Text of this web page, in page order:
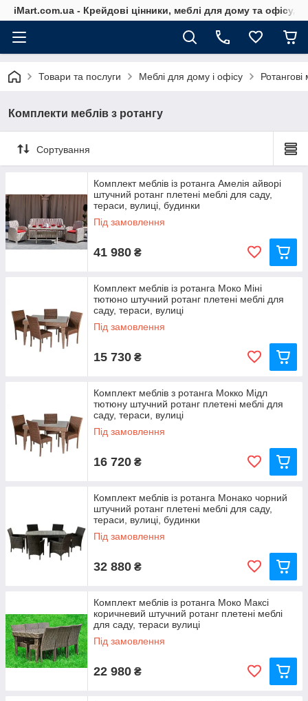
iMart.com.ua - Крейдові цінники, меблі для дому та офісу,
Товари та послуги Меблі для дому і офісу Ротангові
Комплекти меблів з ротангу
Сортування
Комплект меблів із ротанга Амелія айворі
штучний ротанг плетені меблі для саду,
тераси, вулиці, будинки
Під замовлення
41 980 ₴
Комплект меблів із ротанга Моко Міні
тютюно штучний ротанг плетені меблі для
саду, тераси, вулиці
Під замовлення
15 730 ₴
Комплект меблів з ротанга Мокко Мідл
тютюну штучний ротанг плетені меблі для
саду, тераси, вулиці
Під замовлення
16 720 ₴
Комплект меблів із ротанга Монако чорний
штучний ротанг плетені меблі для саду,
тераси, вулиці, будинки
Під замовлення
32 880 ₴
Комплект меблів із ротанга Моко Максі
коричневий штучний ротанг плетені меблі
для саду, тераси вулиці
Під замовлення
22 980 ₴